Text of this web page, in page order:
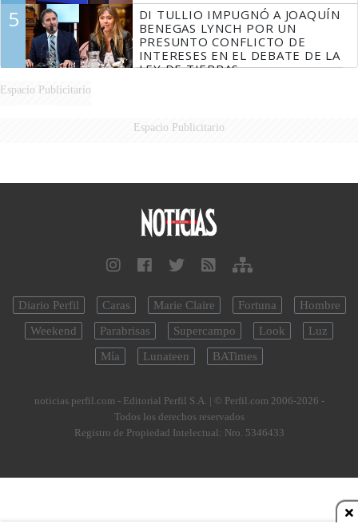
5
DI TULLIO IMPUGNÓ A JOAQUÍN
BENEGAS LYNCH POR UN
PRESUNTO CONFLICTO DE
INTERESES EN EL DEBATE DE LA
LEY DE TIERRAS
Espacio Publicitario
Espacio Publicitario
Diario Perfil Caras Marie Claire Fortuna
Hombre
Weekend
Parabrisas Supercampo Look
Luz
Mía
Lunateen BATimes
noticias.perfil.com - Editorial Perfil S.A. | © Perfil.com 2006-2026 -
Todos los derechos reservados
Registro de Propiedad Intelectual: Nro. 5346433